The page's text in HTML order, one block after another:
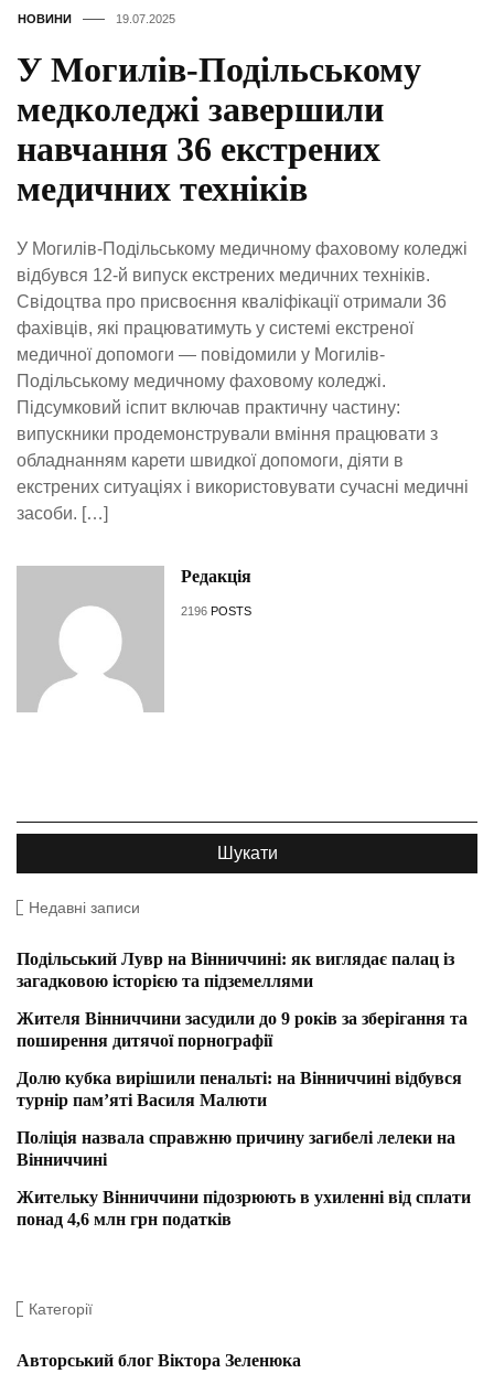
НОВИНИ 19.07.2025
У Могилів-Подільському
медколеджі завершили
навчання 36 екстрених
медичних техніків
У Могилів-Подільському медичному фаховому коледжі
відбувся 12-й випуск екстрених медичних техніків.
Свідоцтва про присвоєння кваліфікації отримали 36
фахівців, які працюватимуть у системі екстреної
медичної допомоги — повідомили у Могилів-
Подільському медичному фаховому коледжі.
Підсумковий іспит включав практичну частину:
випускники продемонстрували вміння працювати з
обладнанням карети швидкої допомоги, діяти в
екстрених ситуаціях і використовувати сучасні медичні
засоби. […]
Редакція
2196 POSTS
Недавні записи
Подільський Лувр на Вінниччині: як виглядає палац із
загадковою історією та підземеллями
Жителя Вінниччини засудили до 9 років за зберігання та
поширення дитячої порнографії
Долю кубка вирішили пенальті: на Вінниччині відбувся
турнір пам’яті Василя Малюти
Поліція назвала справжню причину загибелі лелеки на
Вінниччині
Жительку Вінниччини підозрюють в ухиленні від сплати
понад 4,6 млн грн податків
Категорії
Авторський блог Віктора Зеленюка